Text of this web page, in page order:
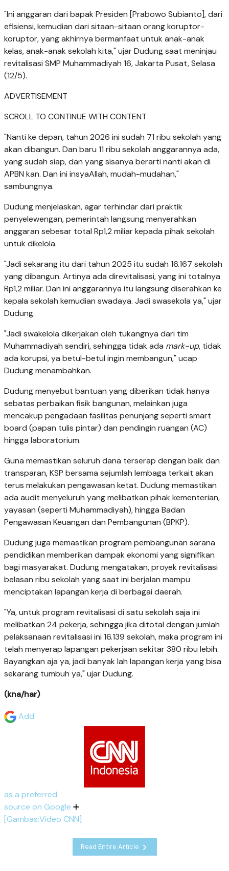
"Ini anggaran dari bapak Presiden [Prabowo Subianto], dari
efisiensi, kemudian dari sitaan-sitaan orang koruptor-
koruptor, yang akhirnya bermanfaat untuk anak-anak
kelas, anak-anak sekolah kita," ujar Dudung saat meninjau
revitalisasi SMP Muhammadiyah 16, Jakarta Pusat, Selasa
(12/5).
ADVERTISEMENT
SCROLL TO CONTINUE WITH CONTENT
"Nanti ke depan, tahun 2026 ini sudah 71 ribu sekolah yang
akan dibangun. Dan baru 11 ribu sekolah anggarannya ada,
yang sudah siap, dan yang sisanya berarti nanti akan di
APBN kan. Dan ini insyaAllah, mudah-mudahan,"
sambungnya.
Dudung menjelaskan, agar terhindar dari praktik
penyelewengan, pemerintah langsung menyerahkan
anggaran sebesar total Rp1,2 miliar kepada pihak sekolah
untuk dikelola.
"Jadi sekarang itu dari tahun 2025 itu sudah 16.167 sekolah
yang dibangun. Artinya ada direvitalisasi, yang ini totalnya
Rp1,2 miliar. Dan ini anggarannya itu langsung diserahkan ke
kepala sekolah kemudian swadaya. Jadi swasekola ya," ujar
Dudung.
"Jadi swakelola dikerjakan oleh tukangnya dari tim
Muhammadiyah sendiri, sehingga tidak ada mark-up, tidak
ada korupsi, ya betul-betul ingin membangun," ucap
Dudung menambahkan.
Dudung menyebut bantuan yang diberikan tidak hanya
sebatas perbaikan fisik bangunan, melainkan juga
mencakup pengadaan fasilitas penunjang seperti smart
board (papan tulis pintar) dan pendingin ruangan (AC)
hingga laboratorium.
Guna memastikan seluruh dana terserap dengan baik dan
transparan, KSP bersama sejumlah lembaga terkait akan
terus melakukan pengawasan ketat. Dudung memastikan
ada audit menyeluruh yang melibatkan pihak kementerian,
yayasan (seperti Muhammadiyah), hingga Badan
Pengawasan Keuangan dan Pembangunan (BPKP).
Dudung juga memastikan program pembangunan sarana
pendidikan memberikan dampak ekonomi yang signifikan
bagi masyarakat. Dudung mengatakan, proyek revitalisasi
belasan ribu sekolah yang saat ini berjalan mampu
menciptakan lapangan kerja di berbagai daerah.
"Ya, untuk program revitalisasi di satu sekolah saja ini
melibatkan 24 pekerja, sehingga jika ditotal dengan jumlah
pelaksanaan revitalisasi ini 16.139 sekolah, maka program ini
telah menyerap lapangan pekerjaan sekitar 380 ribu lebih.
Bayangkan aja ya, jadi banyak lah lapangan kerja yang bisa
sekarang tumbuh ya," ujar Dudung.
(kna/har)
Add
as a preferred
source on Google
[Gambas:Video CNN]
Read Entire Article